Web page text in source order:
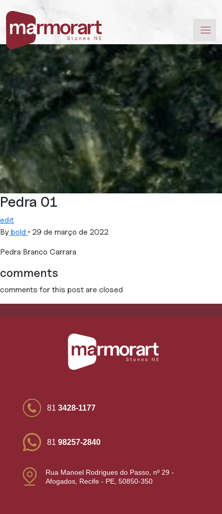
Pedra 01
edit
By bold • 29 de março de 2022
Pedra Branco Carrara
comments
comments for this post are closed
81 3428-1177
81 98257-2840
Rua Manoel Rodrigues do Passo, nº 29 -
Afogados, Recife - PE, 50850-350